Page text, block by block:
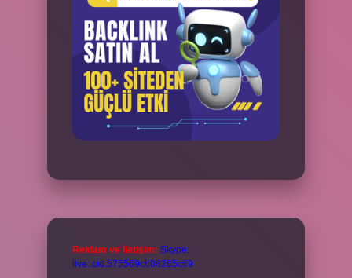
Reklam ve İletişim: Skype:
live:.cid.575569c608265c69